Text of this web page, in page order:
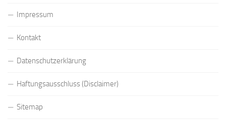
Impressum
Kontakt
Datenschutzerklärung
Haftungsausschluss (Disclaimer)
Sitemap